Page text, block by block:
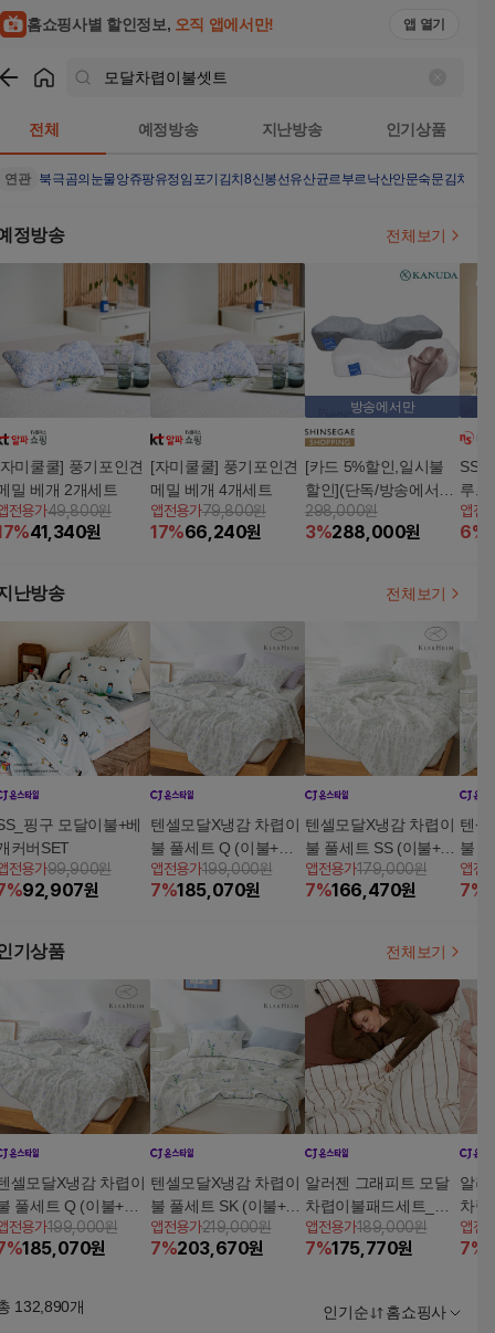
홈쇼핑사별 할인정보, 오직 앱에서만! 앱 열기
전체 예정방송 지난방송 인기상품
연관 북극곰의눈물앙쥬팡유정임포기김치8신봉선유산균르부르낙산안문숙문김치
정방송 전체보기
미쿨쿨] 풍기포인견
밀 베개 2개세트
전용가49,800원
%41,340원
[자미쿨쿨] 풍기포인견
메밀 베개 4개세트
앱전용가79,800원
17%66,240원
방송에서만
[카드 5%할인,일시불
할인](단독/방송에서만)
가누다 블루라벨 피아
노 베개 2개 세트 (+머
298,000원
3%288,000원
SS
루즈
패키
스+
앱전
6%
난방송 전체보기
핑구 모달이불+베
커버SET
전용가99,900원
%92,907원
텐셀모달X냉감 차렵이
불 풀세트 Q (이불+패
드+베개커버2)
앱전용가199,000원
7%185,070원
텐셀모달X냉감 차렵이
불 풀세트 SS (이불+패
드+베개커버1)
앱전용가179,000원
7%166,470원
텐셀
불
드+
앱전
7%
기상품 전체보기
셀모달X냉감 차렵이
풀세트 Q (이불+패
+베개커버2)
전용가199,000원
%185,070원
텐셀모달X냉감 차렵이
불 풀세트 SK (이불+패
드+베개커버2)
앱전용가219,000원
7%203,670원
알러젠 그래피트 모달
차렵이불패드세트_아
이보리
앱전용가189,000원
7%175,770원
알러
차렵
크
앱전
7%
132,890개 인기순 홈쇼핑사